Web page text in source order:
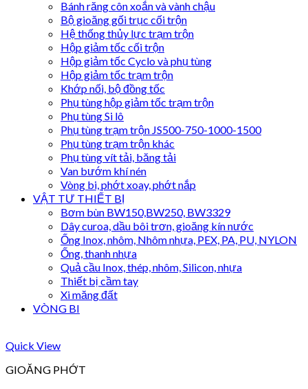
Bánh răng côn xoắn và vành chậu
Bộ gioăng gối trục cối trộn
Hệ thống thủy lực trạm trộn
Hộp giảm tốc cối trộn
Hộp giảm tốc Cyclo và phụ tùng
Hộp giảm tốc trạm trộn
Khớp nối, bộ đồng tốc
Phụ tùng hộp giảm tốc trạm trộn
Phụ tùng Si lô
Phụ tùng trạm trộn JS500-750-1000-1500
Phụ tùng trạm trộn khác
Phụ tùng vít tải, băng tải
Van bướm khí nén
Vòng bi, phớt xoay, phớt nắp
VẬT TƯ THIẾT BỊ
Bơm bùn BW150,BW250, BW3329
Dây curoa, dầu bôi trơn, gioăng kín nước
Ống Inox, nhôm, Nhôm nhựa, PEX, PA, PU, NYLON
Ống, thanh nhựa
Quả cầu Inox, thép, nhôm, Silicon, nhựa
Thiết bị cầm tay
Xi măng đất
VÒNG BI
Quick View
GIOĂNG PHỚT